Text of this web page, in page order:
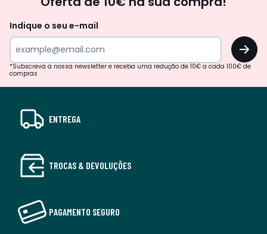
Indique o seu e-mail
OK
*Subscreva a nossa newsletter e receba uma redução de 10€ a cada 100€ de
compras
ENTREGA
TROCAS & DEVOLUÇÕES
PAGAMENTO SEGURO